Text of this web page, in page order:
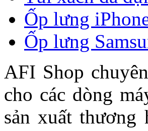
Ốp lưng
Ốp lưng
AFI Shop
cho các dòng
sản xuất